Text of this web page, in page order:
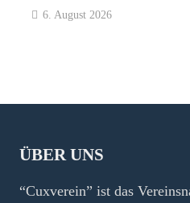
6. August 2026
ÜBER UNS
“Cuxverein” ist das